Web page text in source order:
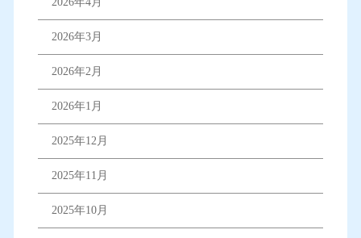
2026年3月
2026年2月
2026年1月
2025年12月
2025年11月
2025年10月